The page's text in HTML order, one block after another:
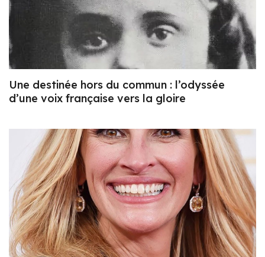
Une destinée hors du commun : l’odyssée
d’une voix française vers la gloire